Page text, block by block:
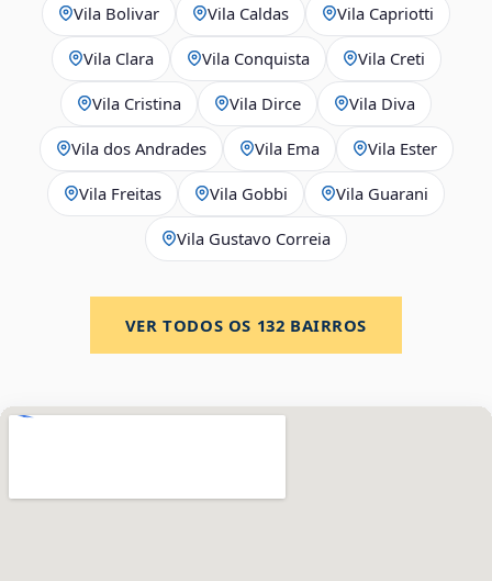
Vila Bolivar Vila Caldas Vila Capriotti
Vila Clara Vila Conquista Vila Creti
Vila Cristina Vila Dirce Vila Diva
Vila dos Andrades Vila Ema Vila Ester
Vila Freitas Vila Gobbi Vila Guarani
Vila Gustavo Correia
VER TODOS OS 132 BAIRROS